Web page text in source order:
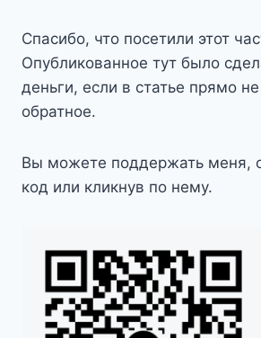
Спасибо, что посетили этот
Опубликованное тут было
деньги, если в статье прямо
обратное.
Вы можете поддержать меня,
код или кликнув по нему.